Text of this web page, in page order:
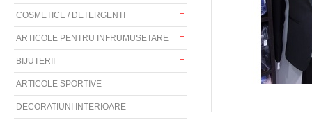
COSMETICE / DETERGENTI
ARTICOLE PENTRU INFRUMUSETARE
BIJUTERII
ARTICOLE SPORTIVE
DECORATIUNI INTERIOARE